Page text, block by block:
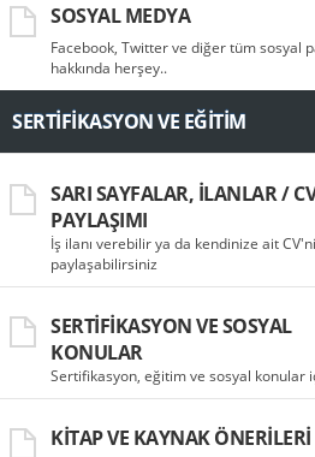
SOSYAL MEDYA
Facebook, Twitter ve diğer tüm sosyal
hakkında herşey..
SERTIFIKASYON VE EĞITIM
SARI SAYFALAR, İLANLAR /
PAYLAŞIMI
İş ilanı verebilir ya da kendinize ait
paylaşabilirsiniz
SERTIFIKASYON VE SOSYAL
KONULAR
Sertifikasyon, eğitim ve sosyal konular
KITAP VE KAYNAK ÖNERILERI